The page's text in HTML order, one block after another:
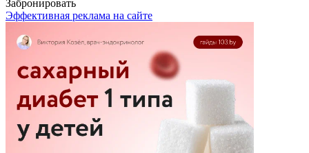
Забронировать
Эффективная реклама на сайте